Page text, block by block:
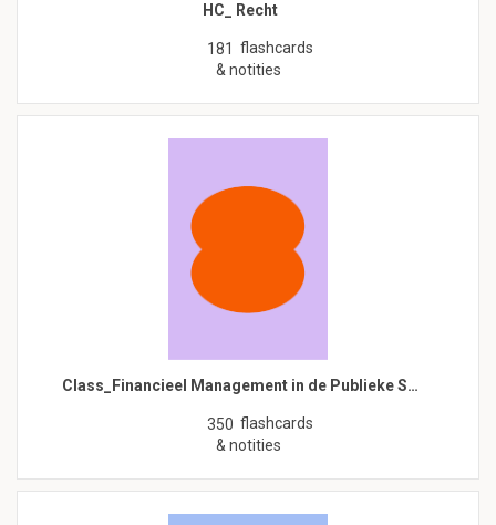
HC_ Recht
181 flashcards
& notities
Class_Financieel Management in de Publieke S…
350 flashcards
& notities